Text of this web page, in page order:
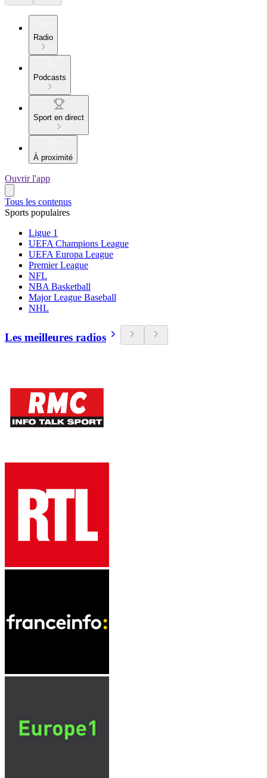
Radio
Podcasts
Sport en direct
À proximité
Ouvrir l'app
Tous les contenus
Sports populaires
Ligue 1
UEFA Champions League
UEFA Europa League
Premier League
NFL
NBA Basketball
Major League Baseball
NHL
Les meilleures radios